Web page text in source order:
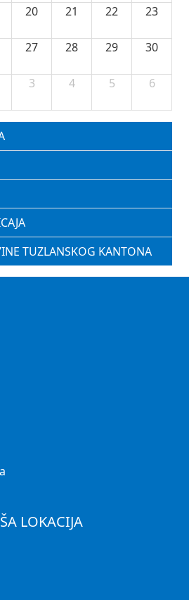
20 21 22 23
27 28 29 30
3 4 5 6
TUZLANSKOG KANTONA
LOKACIJA